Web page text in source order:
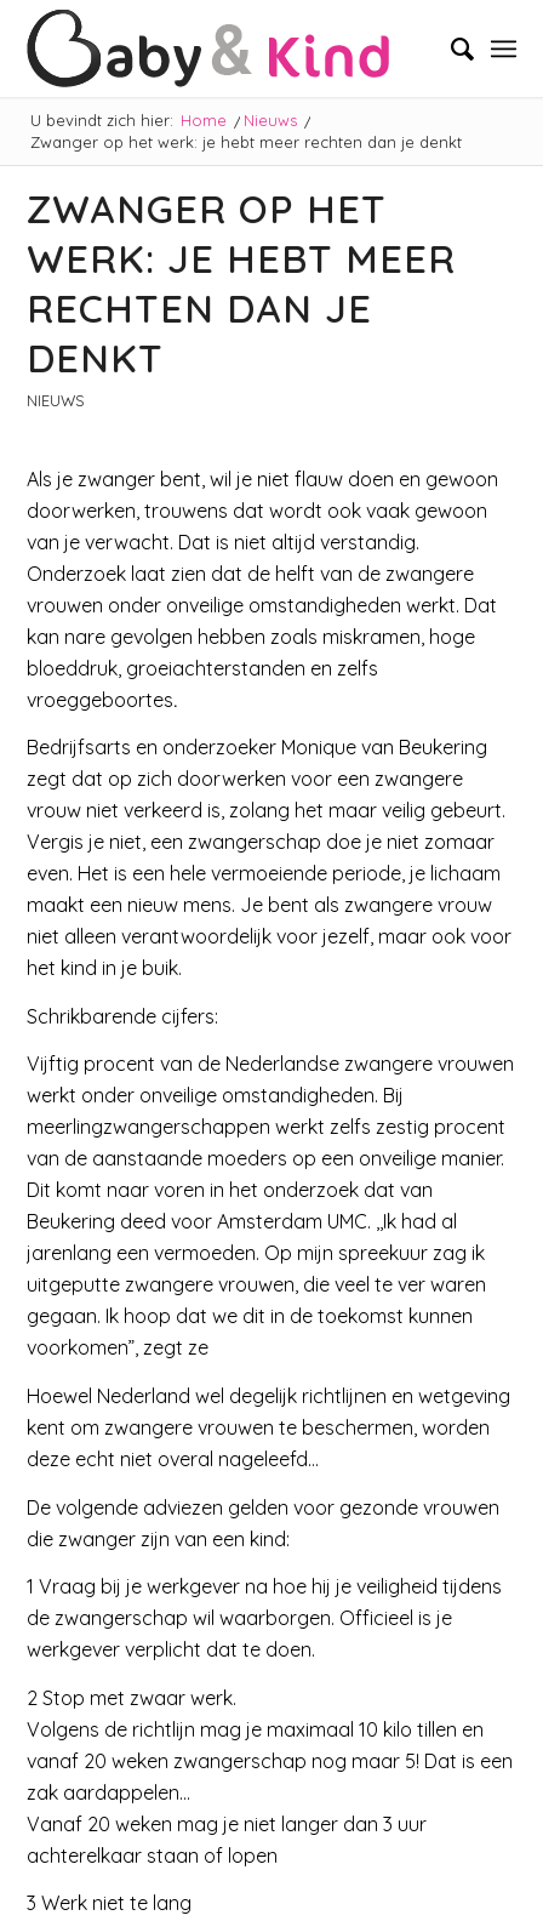
U bevindt zich hier: Home / Nieuws /
Zwanger op het werk: je hebt meer rechten dan je denkt
ZWANGER OP HET
WERK: JE HEBT MEER
RECHTEN DAN JE
DENKT
NIEUWS
Als je zwanger bent, wil je niet flauw doen en gewoon
doorwerken, trouwens dat wordt ook vaak gewoon
van je verwacht. Dat is niet altijd verstandig.
Onderzoek laat zien dat de helft van de zwangere
vrouwen onder onveilige omstandigheden werkt. Dat
kan nare gevolgen hebben zoals miskramen, hoge
bloeddruk, groeiachterstanden en zelfs
vroeggeboortes.
Bedrijfsarts en onderzoeker Monique van Beukering
zegt dat op zich doorwerken voor een zwangere
vrouw niet verkeerd is, zolang het maar veilig gebeurt.
Vergis je niet, een zwangerschap doe je niet zomaar
even. Het is een hele vermoeiende periode, je lichaam
maakt een nieuw mens. Je bent als zwangere vrouw
niet alleen verantwoordelijk voor jezelf, maar ook voor
het kind in je buik.
Schrikbarende cijfers:
Vijftig procent van de Nederlandse zwangere vrouwen
werkt onder onveilige omstandigheden. Bij
meerlingzwangerschappen werkt zelfs zestig procent
van de aanstaande moeders op een onveilige manier.
Dit komt naar voren in het onderzoek dat van
Beukering deed voor Amsterdam UMC. ,,Ik had al
jarenlang een vermoeden. Op mijn spreekuur zag ik
uitgeputte zwangere vrouwen, die veel te ver waren
gegaan. Ik hoop dat we dit in de toekomst kunnen
voorkomen”, zegt ze
Hoewel Nederland wel degelijk richtlijnen en wetgeving
kent om zwangere vrouwen te beschermen, worden
deze echt niet overal nageleefd…
De volgende adviezen gelden voor gezonde vrouwen
die zwanger zijn van een kind:
1 Vraag bij je werkgever na hoe hij je veiligheid tijdens
de zwangerschap wil waarborgen. Officieel is je
werkgever verplicht dat te doen.
2 Stop met zwaar werk.
Volgens de richtlijn mag je maximaal 10 kilo tillen en
vanaf 20 weken zwangerschap nog maar 5! Dat is een
zak aardappelen…
Vanaf 20 weken mag je niet langer dan 3 uur
achterelkaar staan of lopen
3 Werk niet te lang